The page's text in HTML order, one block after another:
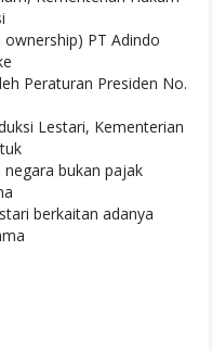
PT Adindo
Peraturan Presiden No.
Lestari, Kementerian
bukan pajak
berkaitan adanya